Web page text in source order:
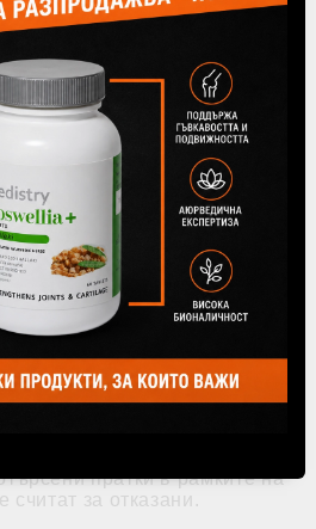
Цената на доставката
в таблицата и зависи
доставка до Вашата
пратката си от офис на
офис на Speedy във
място, трябва да
по куриер до Вашата
доставка са с ДДС и са в
.
поръчката си от
София
, бул. Петър
не се начислява и
заявката си още същия
на офиса: Понеделник -
пратки в рамките на
считат за отказани.